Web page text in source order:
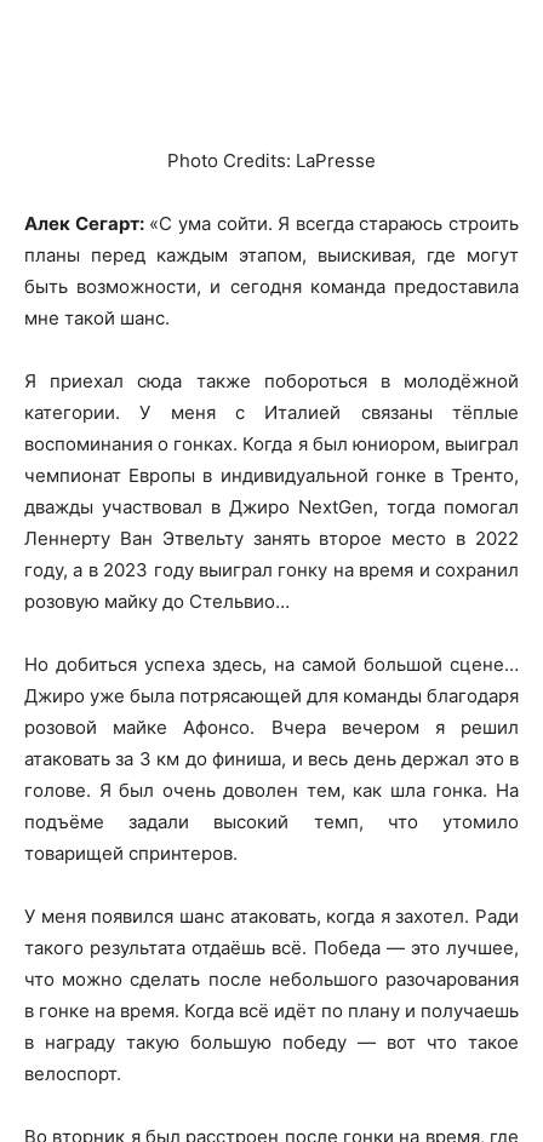
Photo Credits: LaPresse
Алек Сегарт:«С ума сойти. Я всегда стараюсь строить
планы перед каждым этапом, выискивая, где могут
быть возможности, и сегодня команда предоставила
мне такой шанс.
Я приехал сюда также побороться в молодёжной
категории. У меня с Италией связаны тёплые
воспоминания о гонках. Когда я был юниором, выиграл
чемпионат Европы в индивидуальной гонке в Тренто,
дважды участвовал в Джиро NextGen, тогда помогал
Леннерту Ван Этвельту занять второе место в 2022
году, а в 2023 году выиграл гонку на время и сохранил
розовую майку до Стельвио…
Но добиться успеха здесь, на самой большой сцене…
Джиро уже была потрясающей для команды благодаря
розовой майке Афонсо. Вчера вечером я решил
атаковать за 3 км до финиша, и весь день держал это в
голове. Я был очень доволен тем, как шла гонка. На
подъёме задали высокий темп, что утомило
товарищей спринтеров.
У меня появился шанс атаковать, когда я захотел. Ради
такого результата отдаёшь всё. Победа — это лучшее,
что можно сделать после небольшого разочарования
в гонке на время. Когда всё идёт по плану и получаешь
в награду такую большую победу — вот что такое
велоспорт.
Во вторник я был расстроен после гонки на время, где